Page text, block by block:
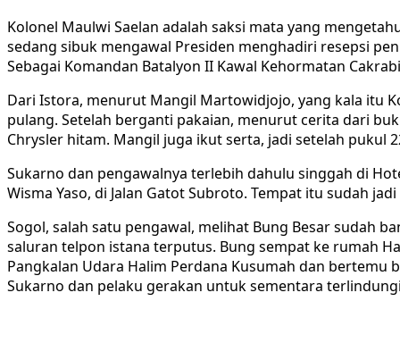
Kolonel Maulwi Saelan adalah saksi mata yang
sedang sibuk mengawal Presiden menghadiri resepsi
Sebagai Komandan Batalyon II Kawal Kehormatan
Dari Istora, menurut Mangil Martowidjojo, yang kala itu
pulang. Setelah berganti pakaian, menurut cerita dari
Chrysler hitam. Mangil juga ikut serta, jadi setelah pukul
Sukarno dan pengawalnya terlebih dahulu singgah di
Wisma Yaso, di Jalan Gatot Subroto. Tempat itu sudah
Sogol, salah satu pengawal, melihat Bung Besar sudah
saluran telpon istana terputus. Bung sempat ke rumah
Pangkalan Udara Halim Perdana Kusumah dan bertemu
Sukarno dan pelaku gerakan untuk sementara